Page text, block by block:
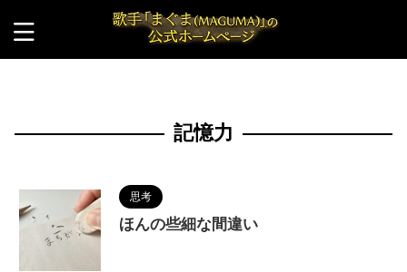
記憶力
思考
ほんの些細な間違い